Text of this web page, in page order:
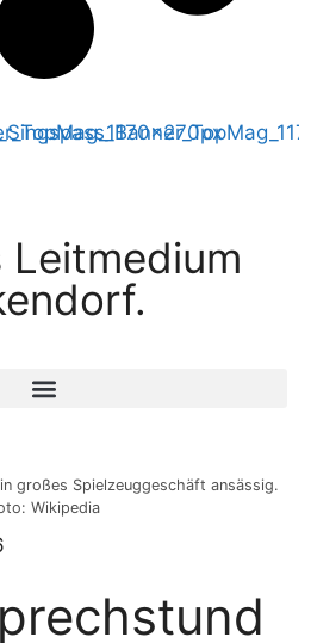
Leitmedium
großes Spielzeuggeschäft ansässig.
Wikipedia